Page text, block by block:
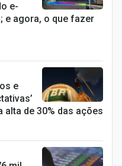
e-
e agora, o que fazer
e
alta de 30% das ações